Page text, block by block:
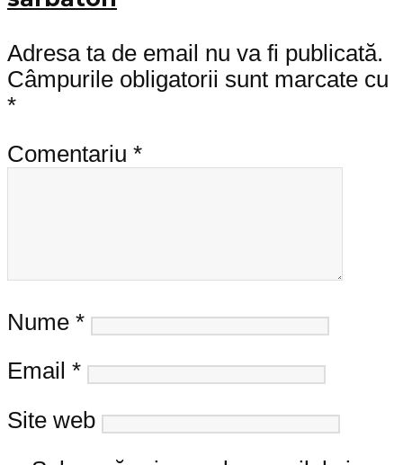
Adresa ta de email nu va fi publicată.
Câmpurile obligatorii sunt marcate cu
*
Comentariu *
Nume *
Email *
Site web